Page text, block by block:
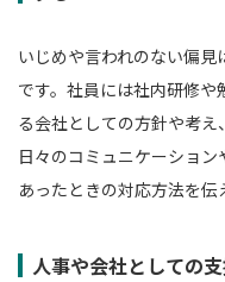
いじめや言われのない偏
です。社員には社内研修
る会社としての方針や考え
日々のコミュニケーショ
あったときの対応方法を伝
人事や会社としての